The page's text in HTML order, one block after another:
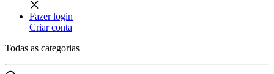
Fazer login
Criar conta
Todas as categorias